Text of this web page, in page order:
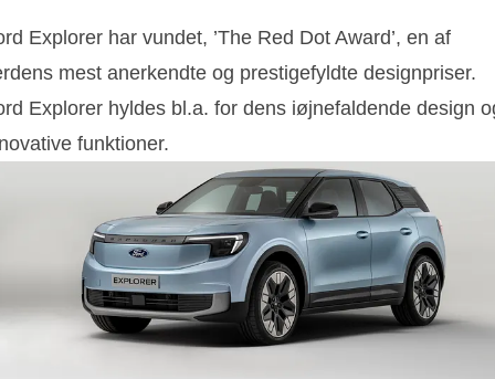
Explorer har vundet, ’The Red Dot Award’, en af
mest anerkendte og prestigefyldte designpriser.
Explorer hyldes bl.a. for dens iøjnefaldende design
funktioner.